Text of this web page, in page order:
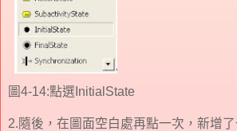
圖4-14:點選InitialState
2.隨後，在圖面空白處再點一次，新增